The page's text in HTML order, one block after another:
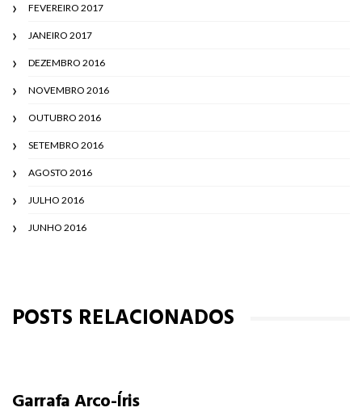
FEVEREIRO 2017
JANEIRO 2017
DEZEMBRO 2016
NOVEMBRO 2016
OUTUBRO 2016
SETEMBRO 2016
AGOSTO 2016
JULHO 2016
JUNHO 2016
POSTS RELACIONADOS
Garrafa Arco-Íris